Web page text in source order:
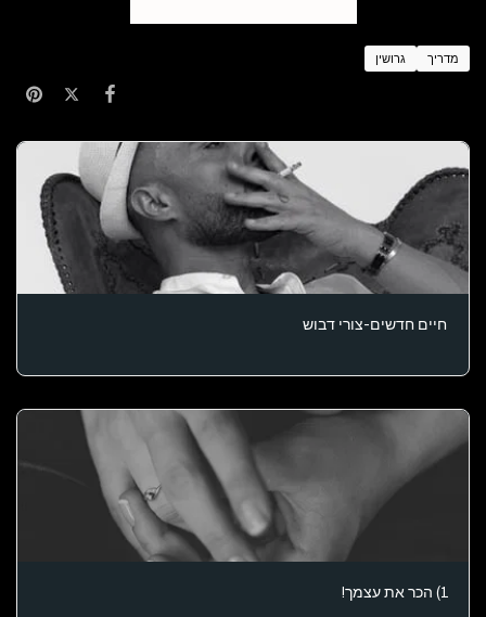
מדריך גרושין
חיים חדשים-צורי דבוש
1) הכר את עצמך!